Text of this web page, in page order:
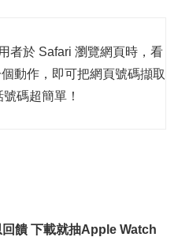
者於 Safari 瀏覽網頁時，看
動作，即可把網頁號碼擷取
碼超簡單！
饋 下載就抽Apple Watch